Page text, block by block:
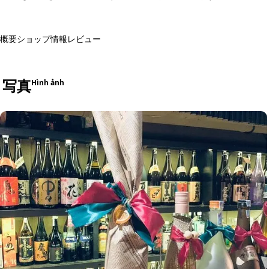
概要ショップ情報レビュー
写真Hình ảnh